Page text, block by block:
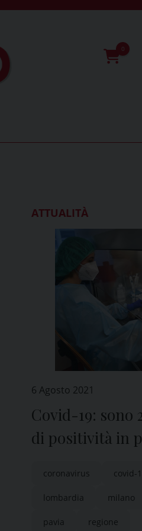
0
ATTUALITÀ
6 Agosto 2021
Covid-19: sono
di positività in
coronavirus covid-
lombardia milano
pavia regione